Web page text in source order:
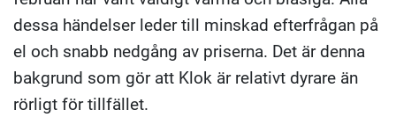
dessa händelser leder till minskad efterfrågan på
el och snabb nedgång av priserna. Det är denna
bakgrund som gör att Klok är relativt dyrare än
rörligt för tillfället.